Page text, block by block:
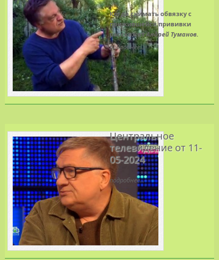
Когда снимать обвязку с
прижившейся прививки
расскажетАндрей Туманов.
подробнее...
Центральное
телевидение от 11-
05-2024
подробнее...